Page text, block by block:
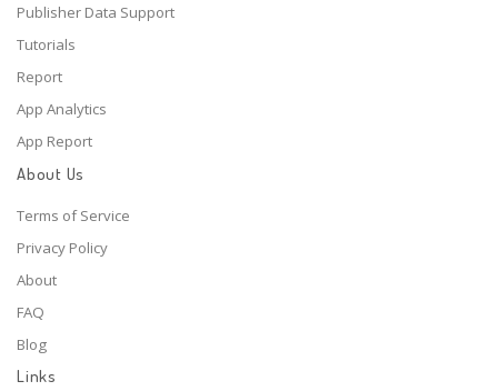
Publisher Data Support
Tutorials
Report
App Analytics
App Report
About Us
Terms of Service
Privacy Policy
About
FAQ
Blog
Links